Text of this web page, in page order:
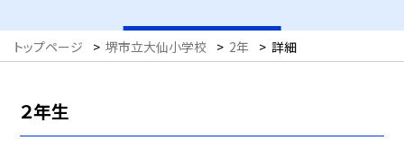
トップページ > 堺市立大仙小学校 > 2年 > 詳細
２年生